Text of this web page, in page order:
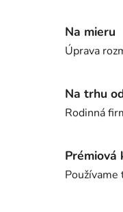
Na mieru
Úprava
Na trhu
Rodinná
Prémiová